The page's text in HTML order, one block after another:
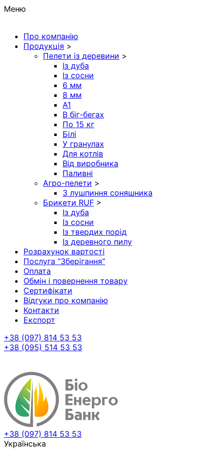
Меню
Про компанію
Продукція >
Пелети із деревини >
Із дуба
Із сосни
6 мм
8 мм
A1
В біг-бегах
По 15 кг
Білі
У гранулах
Для котлів
Від виробника
Паливні
Агро-пелети >
З лушпиння соняшника
Брикети RUF >
Із дуба
Із сосни
Із твердих порід
Із деревного пилу
Розрахунок вартості
Послуга “Зберігання”
Оплата
Обмін і повернення товару
Сертифікати
Відгуки про компанію
Контакти
Експорт
+38 (097) 814 53 53
+38 (095) 514 53 53
+38 (097) 814 53 53
Українська